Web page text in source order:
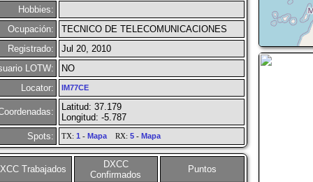
Hobbies:
Ocupación:
TECNICO DE TELECOMUNICACIONES
Registrado:
Jul 20, 2010
LOTW:
NO
Locator:
IM77CE
Latitud: 37.179
Longitud: -5.787
Spots:
TX: 1 - MapaRX: 5- Mapa
Trabajados
DXCC
Confirmados
Puntos